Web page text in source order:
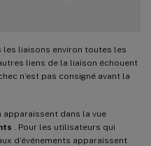
les liaisons environ toutes les
liens de la liaison échouent
n’est pas consigné avant la
apparaissent dans la vue
. Pour les utilisateurs qui
d’événements apparaissent